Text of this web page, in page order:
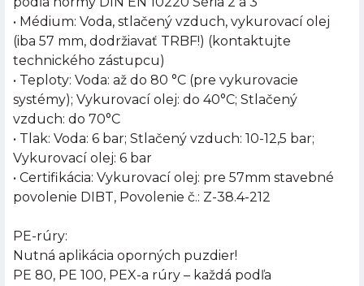
• Médium: Voda, stlačený vzduch, vykurovací olej
(iba 57 mm, dodržiavať TRBF!) (kontaktujte
technického zástupcu)
• Teploty: Voda: až do 80 °C (pre vykurovacie
systémy); Vykurovací olej: do 40°C; Stlačený
vzduch: do 70°C
• Tlak: Voda: 6 bar; Stlačený vzduch: 10-12,5 bar;
Vykurovací olej: 6 bar
• Certifikácia: Vykurovací olej: pre 57mm stavebné
povolenie DIBT, Povolenie č.: Z-38.4-212
PE-rúry:
Nutná aplikácia oporných puzdier!
PE 80, PE 100, PEX-a rúry – každá podľa